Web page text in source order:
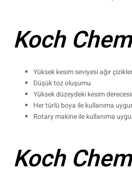
Koch
Yüksek kesim seviyesi ağır
Düşük toz oluşumu
Yüksek düzeydeki kesim
Her türlü boya ile kullanıma
Rotary makine ile kullanıma
Koch